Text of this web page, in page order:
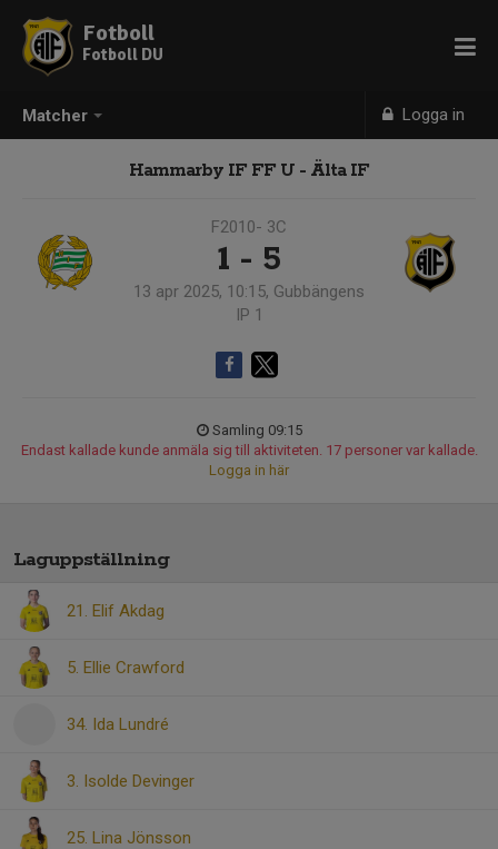
Matcher Logga in
Fotboll
Fotboll DU
Hammarby IF FF U - Älta IF
F2010- 3C
1 - 5
13 apr 2025, 10:15, Gubbängens
IP 1
Samling 09:15
Endast kallade kunde anmäla sig till aktiviteten. 17 personer var kallade.
Logga in här
Laguppställning
21. Elif Akdag
5. Ellie Crawford
34. Ida Lundré
3. Isolde Devinger
25. Lina Jönsson